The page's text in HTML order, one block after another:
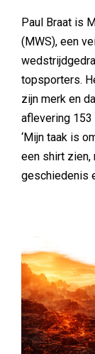
Paul Braat is
(MWS), een
topsporters.
zijn merk en
aflevering 153
‘Mijn taak is
een shirt zien,
geschiedenis